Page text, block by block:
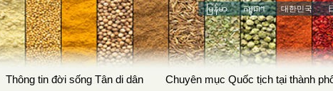
မြန်မာ កម្ពុជា។ 대한민국
Thông tin đời sống Tân di dân Chuyên mục Quốc tịch tại thành